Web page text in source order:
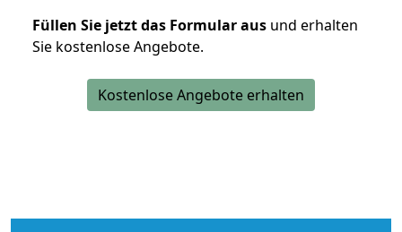
Füllen Sie jetzt das Formular aus und erhalten
Sie kostenlose Angebote.
Kostenlose Angebote erhalten